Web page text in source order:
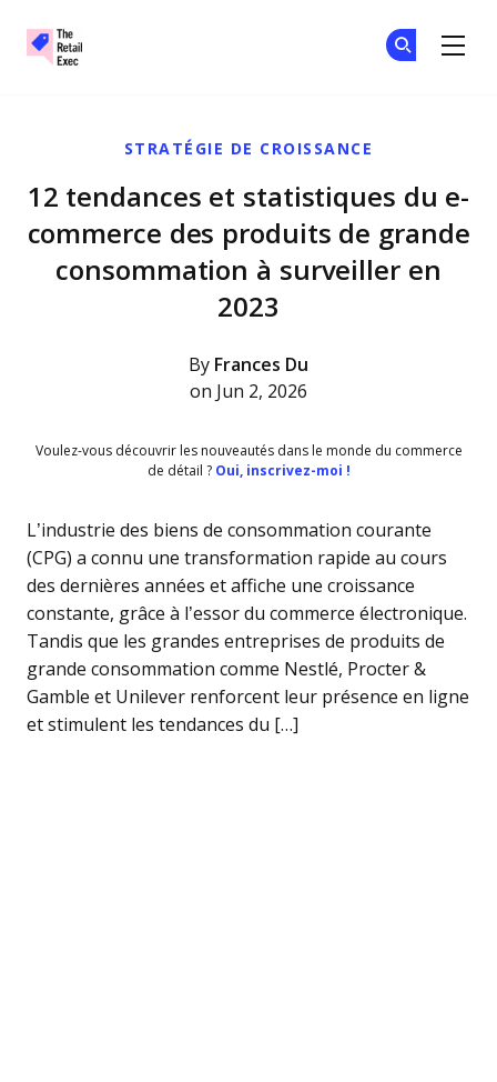
STRATÉGIE DE CROISSANCE
12 tendances et statistiques du e-
commerce des produits de grande
consommation à surveiller en
2023
By Frances Du
on Jun 2, 2026
Voulez-vous découvrir les nouveautés dans le monde du commerce
de détail ?Oui, inscrivez-moi !
L’industrie des biens de consommation courante
(CPG) a connu une transformation rapide au cours
des dernières années et affiche une croissance
constante, grâce à l’essor du commerce électronique.
Tandis que les grandes entreprises de produits de
grande consommation comme Nestlé, Procter &
Gamble et Unilever renforcent leur présence en ligne
et stimulent les tendances du […]